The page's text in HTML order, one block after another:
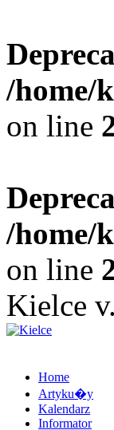
/home/
on line
/home/
on line
Kielce
Home
Artyku�y
Kalendarz
Informator